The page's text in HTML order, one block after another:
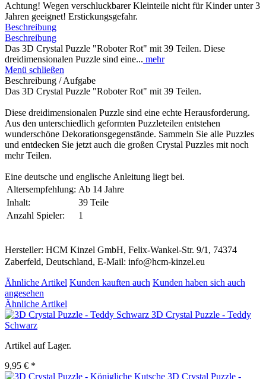
Achtung! Wegen verschluckbarer Kleinteile nicht für Kinder unter 3
Jahren geeignet! Erstickungsgefahr.
Beschreibung
Beschreibung
Das 3D Crystal Puzzle "Roboter Rot" mit 39 Teilen. Diese
dreidimensionalen Puzzle sind eine... mehr
Menü schließen
Beschreibung / Aufgabe
Das 3D Crystal Puzzle "Roboter Rot" mit 39 Teilen.
Diese dreidimensionalen Puzzle sind eine echte Herausforderung.
Aus den unterschiedlich geformten Puzzleteilen entstehen
wunderschöne Dekorationsgegenstände. Sammeln Sie alle Puzzles
und entdecken Sie jetzt auch die großen Crystal Puzzles mit noch
mehr Teilen.
Eine deutsche und englische Anleitung liegt bei.
Altersempfehlung: Ab 14 Jahre
Inhalt:
39 Teile
Anzahl Spieler:
1
Hersteller: HCM Kinzel GmbH, Felix-Wankel-Str. 9/1, 74374
Zaberfeld, Deutschland, E-Mail: info@hcm-kinzel.eu
Ähnliche Artikel Kunden kauften auch Kunden haben sich auch
angesehen
Ähnliche Artikel
3D Crystal Puzzle - Teddy
Schwarz
Artikel auf Lager.
9,95 € *
3D Crystal Puzzle -